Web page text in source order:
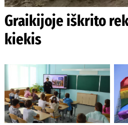
Graikijoje iškrito
kiekis